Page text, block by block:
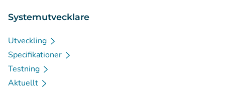
Systemutvecklare
Utveckling
Specifikationer
Testning
Aktuellt